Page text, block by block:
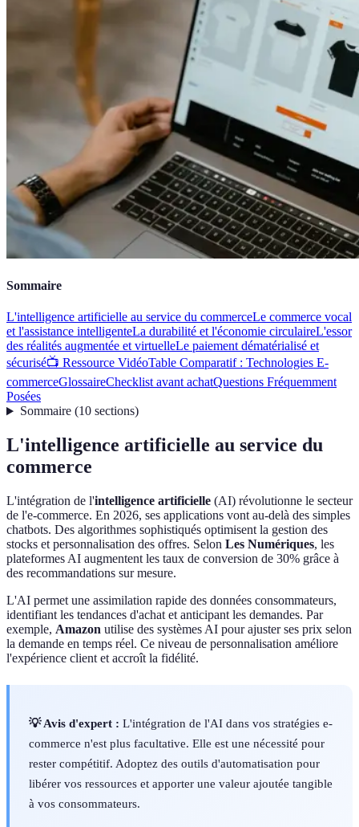
Sommaire
L'intelligence artificielle au service du commerceLe commerce vocal
et l'assistance intelligenteLa durabilité et l'économie circulaireL'essor
des réalités augmentée et virtuelleLe paiement dématérialisé et
sécurisé📺 Ressource VidéoTable Comparatif : Technologies E-
commerceGlossaireChecklist avant achatQuestions Fréquemment
Posées
Sommaire(10 sections)
L'intelligence artificielle au service du
commerce
L'intégration de l'intelligence artificielle (AI) révolutionne le secteur
de l'e-commerce. En 2026, ses applications vont au-delà des simples
chatbots. Des algorithmes sophistiqués optimisent la gestion des
stocks et personnalisation des offres. Selon Les Numériques, les
plateformes AI augmentent les taux de conversion de 30% grâce à
des recommandations sur mesure.
L'AI permet une assimilation rapide des données consommateurs,
identifiant les tendances d'achat et anticipant les demandes. Par
exemple, Amazon utilise des systèmes AI pour ajuster ses prix selon
la demande en temps réel. Ce niveau de personnalisation améliore
l'expérience client et accroît la fidélité.
💡 Avis d'expert : L'intégration de l'AI dans vos stratégies e-
commerce n'est plus facultative. Elle est une nécessité pour
rester compétitif. Adoptez des outils d'automatisation pour
libérer vos ressources et apporter une valeur ajoutée tangible
à vos consommateurs.